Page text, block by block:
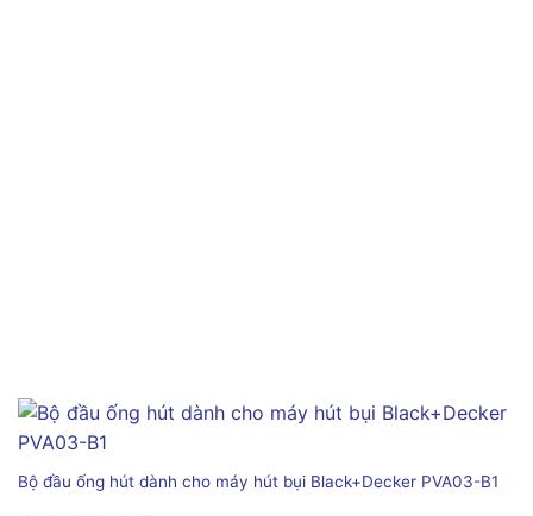
Bộ đầu ống hút dành cho máy hút bụi Black+Decker PVA03-B1